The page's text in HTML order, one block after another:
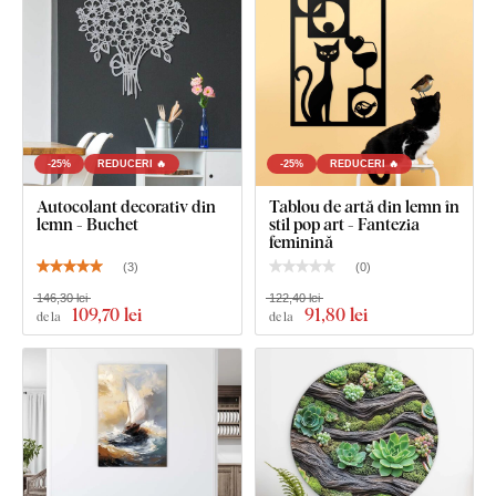
-25% REDUCERI 🔥
Autocolant decorativ din
lemn - Buchet
(3)
de la 109,70 lei
146,30 lei
-25% REDUCERI 🔥
Tablou de artă din lemn în
stil pop art - Fantezia
feminină
(0)
de la 91,80 lei
122,40 lei